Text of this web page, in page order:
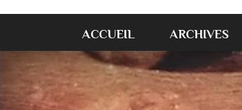
ACCUEIL ARCHIVES